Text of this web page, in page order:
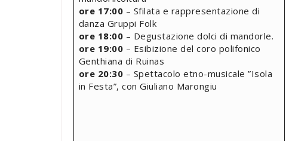
ore 17:00 – Sfilata e rappresentazione di
danza Gruppi Folk
ore 18:00 – Degustazione dolci di mandorle.
ore 19:00 – Esibizione del coro polifonico
Genthiana di Ruinas
ore 20:30 – Spettacolo etno-musicale ”Isola
in Festa”, con Giuliano Marongiu